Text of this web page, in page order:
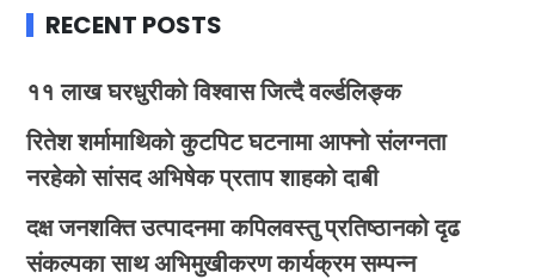
RECENT POSTS
११ लाख घरधुरीको विश्वास जित्दै वर्ल्डलिङ्क
रितेश शर्मामाथिको कुटपिट घटनामा आफ्नो संलग्नता
नरहेको सांसद अभिषेक प्रताप शाहको दाबी
दक्ष जनशक्ति उत्पादनमा कपिलवस्तु प्रतिष्ठानको दृढ
संकल्पका साथ अभिमुखीकरण कार्यक्रम सम्पन्न